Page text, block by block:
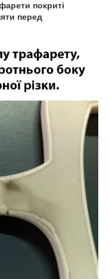
покриті
перед